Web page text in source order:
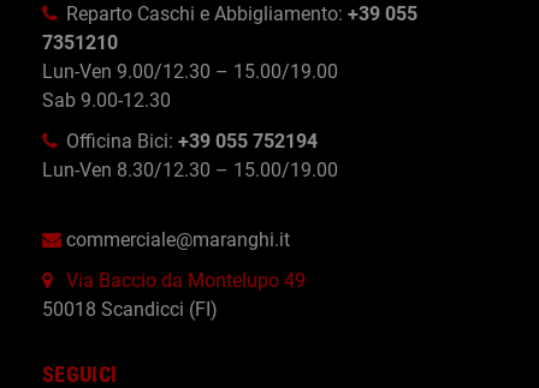
Reparto Caschi e Abbigliamento: +39 055
7351210
Lun-Ven 9.00/12.30 – 15.00/19.00
Sab 9.00-12.30
Officina Bici: +39 055 752194
Lun-Ven 8.30/12.30 – 15.00/19.00
commerciale@maranghi.it
Via Baccio da Montelupo 49
50018 Scandicci (FI)
SEGUICI